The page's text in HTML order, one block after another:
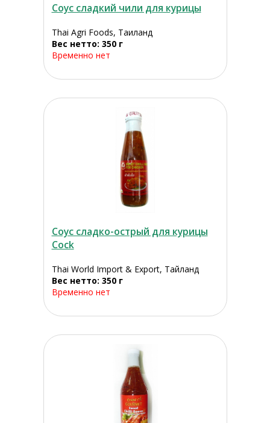
Соус сладкий чили для курицы
Thai Agri Foods, Таиланд
Вес нетто: 350 г
Временно нет
Соус сладко-острый для курицы
Cock
Thai World Import & Export, Тайланд
Вес нетто: 350 г
Временно нет